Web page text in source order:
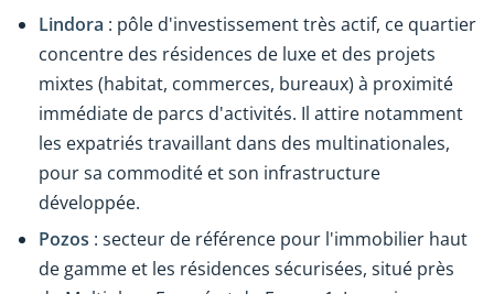
Lindora : pôle d'investissement très actif, ce quartier
concentre des résidences de luxe et des projets
mixtes (habitat, commerces, bureaux) à proximité
immédiate de parcs d'activités. Il attire notamment
les expatriés travaillant dans des multinationales,
pour sa commodité et son infrastructure
développée.
Pozos : secteur de référence pour l'immobilier haut
de gamme et les résidences sécurisées, situé près